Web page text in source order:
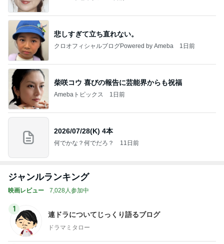
悲しすぎて立ち直れない。
クロオフィシャルブログPowered by Ameba 1日前
柴咲コウ 喜びの報告に芸能界からも祝福
Amebaトピックス 1日前
2026/07/28(K) 4本
何でかな？何でだろ？ 11日前
ジャンルランキング
映画レビュー 7,028人参加中
1
連ドラについてじっくり語るブログ
ドラマミタロー